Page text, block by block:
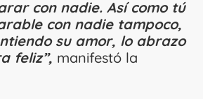
con nadie. Así como tú
con nadie tampoco,
su amor, lo abrazo
feliz”, manifestó la